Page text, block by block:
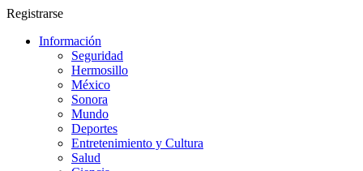
Registrarse
Información
Seguridad
Hermosillo
México
Sonora
Mundo
Deportes
Entretenimiento y Cultura
Salud